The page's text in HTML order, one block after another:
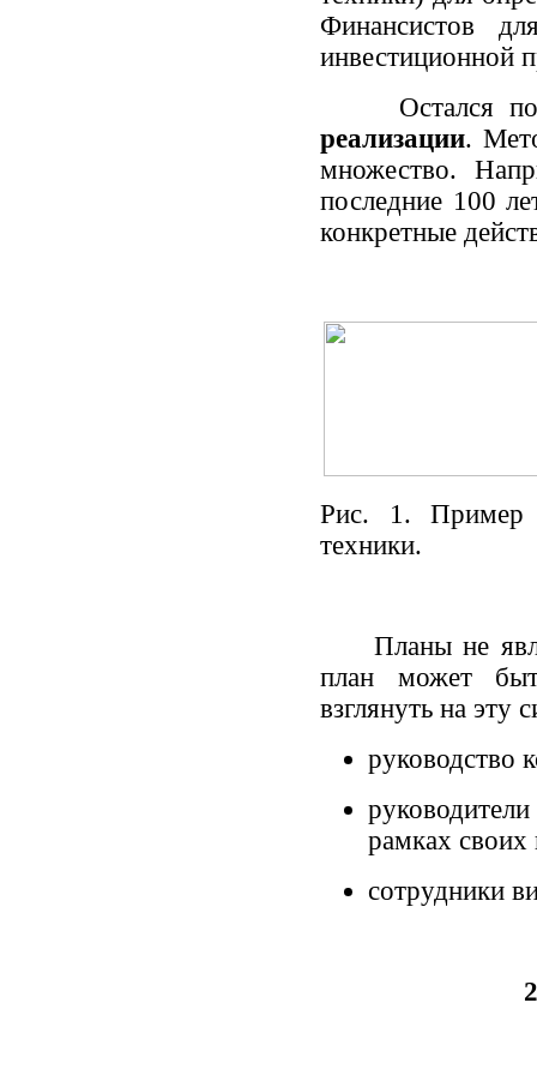
Финансистов
инвестиционной
Остался
реализации.
множество.
последние 100
конкретные
Рис. 1. Пример
техники.
Планы не
план может
взглянуть на эту
руководство
рамках своих
сотрудники